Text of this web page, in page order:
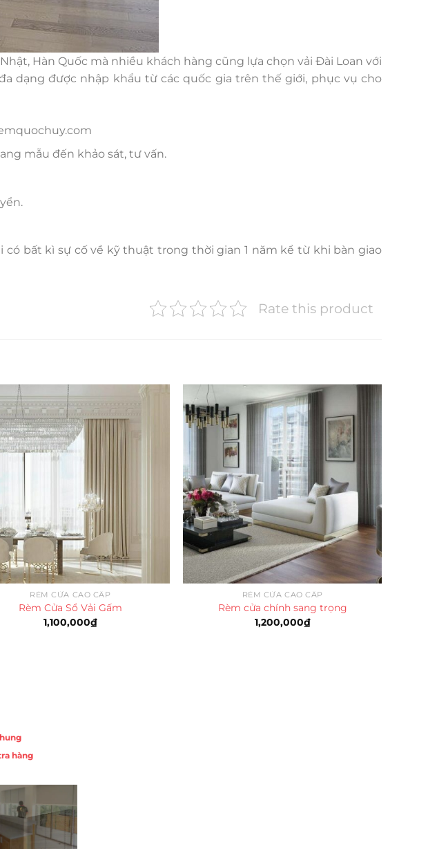
Hàn Quốc mà nhiều khách hàng cũng lựa chọn vải Đài Loan với
dạng được nhập khẩu từ các quốc gia trên thế giới, phục vụ cho
mẫu đến khảo sát, tư vấn.
bất kì sự cố về kỹ thuật trong thời gian 1 năm kể từ khi bàn giao
Rate this product
RÈM CỬA CAO CẤP
Rèm Cửa Sổ Vải Gấm
1,100,000₫
RÈM CỬA CAO CẤP
Rèm cửa chính sang trọng
1,200,000₫
hàng